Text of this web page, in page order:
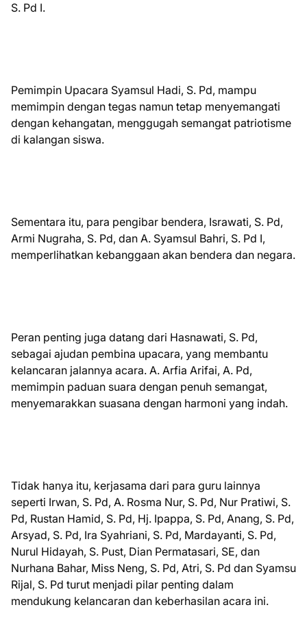
S. Pd I.
Pemimpin Upacara Syamsul Hadi, S. Pd, mampu
memimpin dengan tegas namun tetap menyemangati
dengan kehangatan, menggugah semangat patriotisme
di kalangan siswa.
Sementara itu, para pengibar bendera, Israwati, S. Pd,
Armi Nugraha, S. Pd, dan A. Syamsul Bahri, S. Pd I,
memperlihatkan kebanggaan akan bendera dan negara.
Peran penting juga datang dari Hasnawati, S. Pd,
sebagai ajudan pembina upacara, yang membantu
kelancaran jalannya acara. A. Arfia Arifai, A. Pd,
memimpin paduan suara dengan penuh semangat,
menyemarakkan suasana dengan harmoni yang indah.
Tidak hanya itu, kerjasama dari para guru lainnya
seperti Irwan, S. Pd, A. Rosma Nur, S. Pd, Nur Pratiwi, S.
Pd, Rustan Hamid, S. Pd, Hj. Ipappa, S. Pd, Anang, S. Pd,
Arsyad, S. Pd, Ira Syahriani, S. Pd, Mardayanti, S. Pd,
Nurul Hidayah, S. Pust, Dian Permatasari, SE, dan
Nurhana Bahar, Miss Neng, S. Pd, Atri, S. Pd dan Syamsu
Rijal, S. Pd turut menjadi pilar penting dalam
mendukung kelancaran dan keberhasilan acara ini.